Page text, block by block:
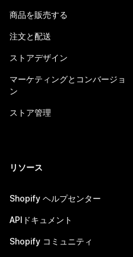
商品を販売する
注文と配送
ストアデザイン
マーケティングとコンバージョ
ン
ストア管理
リソース
Shopify ヘルプセンター
APIドキュメント
Shopify コミュニティ